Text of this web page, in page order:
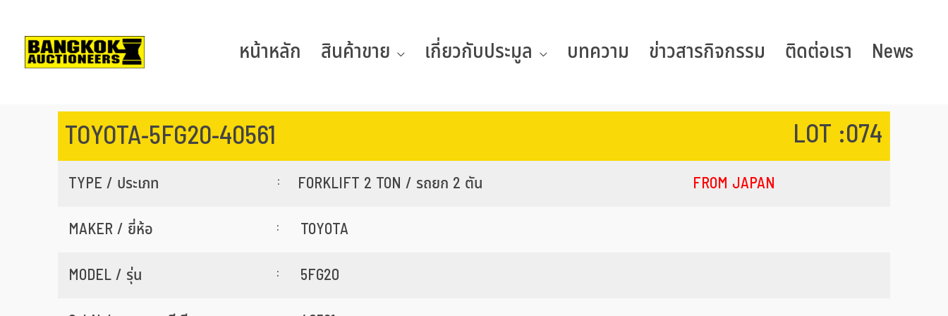
หน้าหลัก สินค้าขาย เกี่ยวกับประมูล บทความ ข่าวสารกิจกรรม ติดต่อเรา News
TOYOTA-5FG20-40561 LOT :074
TYPE / ประเภท : FORKLIFT 2 TON / รถยก 2 ตัน
FROM JAPAN
MAKER / ยี่ห้อ
:
TOYOTA
MODEL / รุ่น
:
5FG20